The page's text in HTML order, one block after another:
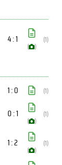
4 : 1
( )
(1)
1 : 0 (1)
0 : 1
( )
(1)
1 : 2
( )
(1)